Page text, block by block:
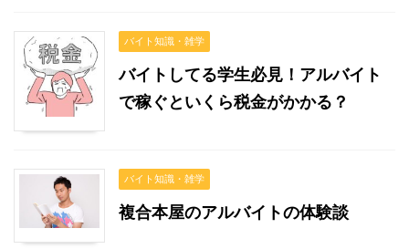
バイト知識・雑学
バイトしてる学生必見！アルバイト
で稼ぐといくら税金がかかる？
バイト知識・雑学
複合本屋のアルバイトの体験談